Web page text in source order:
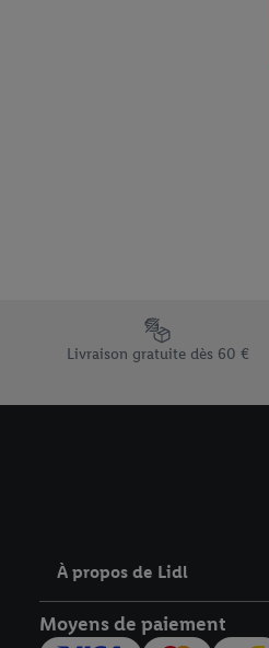
Élément du pied de page avec
Livraison gratuite dès 60 €
À propos de Lidl
Moyens de paiement